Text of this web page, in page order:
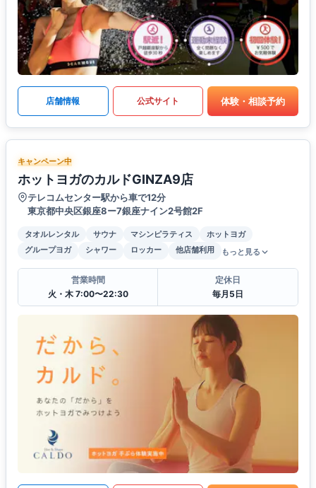
店舗情報 公式サイト 体験・相談予約
キャンペーン中
ホットヨガのカルドGINZA9店
テレコムセンター駅から車で12分
東京都中央区銀座8ー7銀座ナイン2号館2F
タオルレンタル サウナ マシンピラティス
ホットヨガ
グループヨガ
シャワー ロッカー 他店舗利用 もっと見る
営業時間
火・木 7:00〜22:30
定休日
毎月5日